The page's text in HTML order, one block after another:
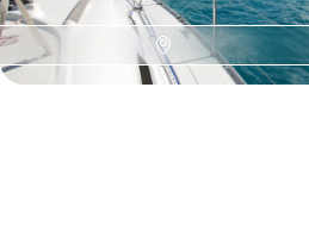
10 jours, de CHF 6600 à CHF 9500